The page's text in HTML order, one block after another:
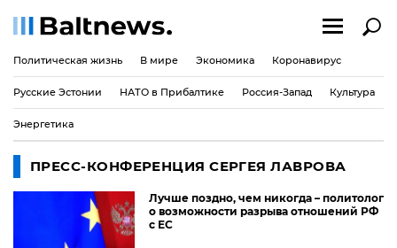
Политическая жизнь В мире Экономика Коронавирус
Русские Эстонии НАТО в Прибалтике Россия-Запад Культура
Энергетика
ПРЕСС-КОНФЕРЕНЦИЯ СЕРГЕЯ ЛАВРОВА
Лучше поздно, чем никогда – политолог
о возможности разрыва отношений РФ
с ЕС